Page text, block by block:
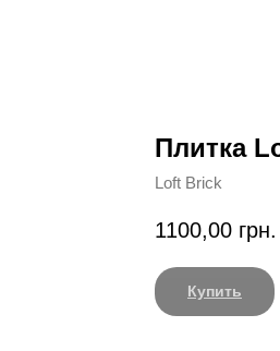
Плитка
Loft Brick
1100,00 грн.
Купить